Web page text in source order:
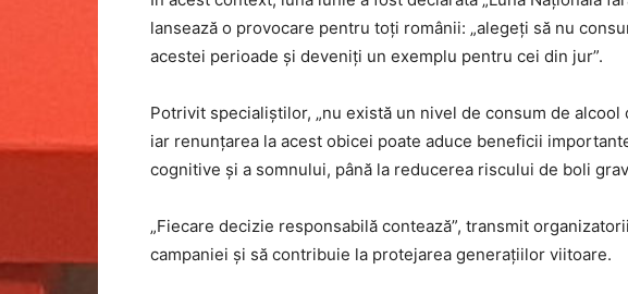
lansează o provocare pentru toți românii: „alegeți să nu
acestei perioade și deveniți un exemplu pentru cei din jur”.
Potrivit specialiștilor, „nu există un nivel de consum de alcool
iar renunțarea la acest obicei poate aduce beneficii
cognitive și a somnului, până la reducerea riscului de boli
„Fiecare decizie responsabilă contează”, transmit
campaniei și să contribuie la protejarea generațiilor viitoare.